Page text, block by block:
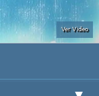
Ver Video